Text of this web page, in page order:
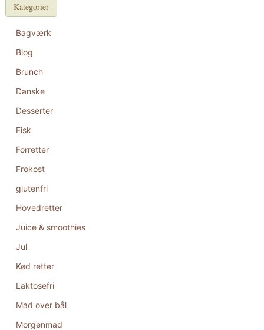
Kategorier
Bagværk
Blog
Brunch
Danske
Desserter
Fisk
Forretter
Frokost
glutenfri
Hovedretter
Juice & smoothies
Jul
Kød retter
Laktosefri
Mad over bål
Morgenmad